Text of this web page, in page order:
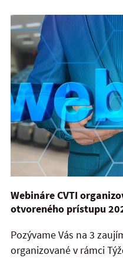
Webináre CVTI
otvoreného prístupu
Pozývame Vás na 3
organizované v rámci